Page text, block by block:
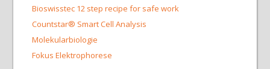
Bioswisstec 12 step recipe for safe work
Countstar® Smart Cell Analysis
Molekularbiologie
Fokus Elektrophorese